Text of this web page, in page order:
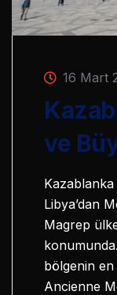
16 Mart
ve
Libya’dan
Magrep
bölgenin
Ancienne